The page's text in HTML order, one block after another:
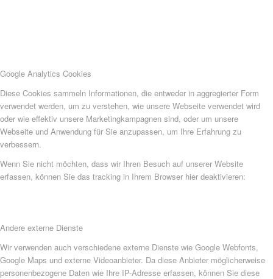
Google Analytics Cookies
Diese Cookies sammeln Informationen, die entweder in aggregierter Form
verwendet werden, um zu verstehen, wie unsere Webseite verwendet wird
oder wie effektiv unsere Marketingkampagnen sind, oder um unsere
Webseite und Anwendung für Sie anzupassen, um Ihre Erfahrung zu
verbessern.
Wenn Sie nicht möchten, dass wir Ihren Besuch auf unserer Website
erfassen, können Sie das tracking in Ihrem Browser hier deaktivieren:
Andere externe Dienste
Wir verwenden auch verschiedene externe Dienste wie Google Webfonts,
Google Maps und externe Videoanbieter. Da diese Anbieter möglicherweise
personenbezogene Daten wie Ihre IP-Adresse erfassen, können Sie diese